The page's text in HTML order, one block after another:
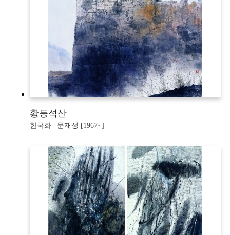
황등석산
한국화 | 문재성 [1967~]